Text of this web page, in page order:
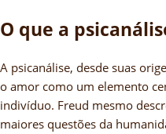
O que a
A psicanálise, desde suas
o amor como um elemento
indivíduo. Freud mesmo
maiores questões da